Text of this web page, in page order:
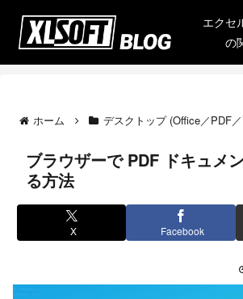
エクセ
の
ホーム デスクトップ (Office／PDF
ブラウザーで PDF ドキュメ
る方法
X Facebook